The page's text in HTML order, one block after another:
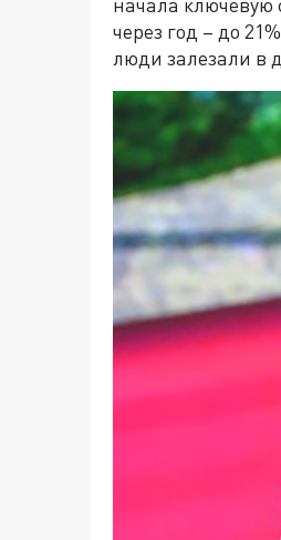
начала ключевую
через год – до
люди залезали в